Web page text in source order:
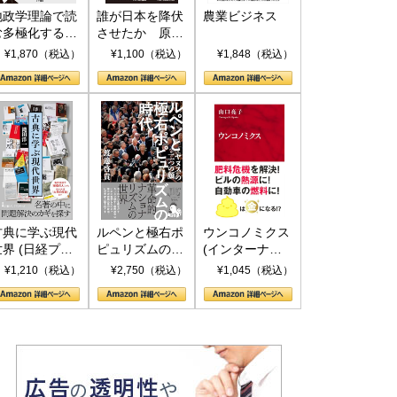
政学理論で読
多極化する世
トランプと
¥1,870（税込）
誰が日本を降伏
させたか 原爆
投下、ソ連参
(PHP新書)
¥1,100（税込）
農業ビジネス
¥1,848（税込）
典に学ぶ現代
界 (日経プレ
アシリーズ)
¥1,210（税込）
ルペンと極右ポ
ピュリズムの時
代：〈ヤヌス〉
¥2,750（税込）
ウンコノミクス
(インターナシ
ョナル新書)
¥1,045（税込）